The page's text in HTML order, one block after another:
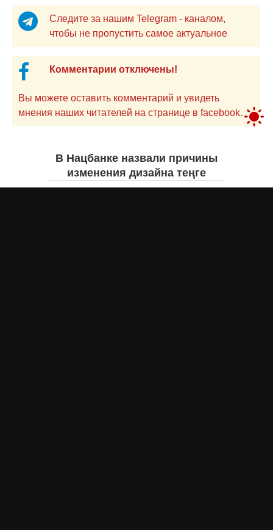
Следите за нашим Telegram - каналом,
чтобы не пропустить самое актуальное
Комментарии отключены!
Вы можете оставить комментарий и увидеть
мнения наших читателей на странице в facebook.
В Нацбанке назвали причины
изменения дизайна теңге